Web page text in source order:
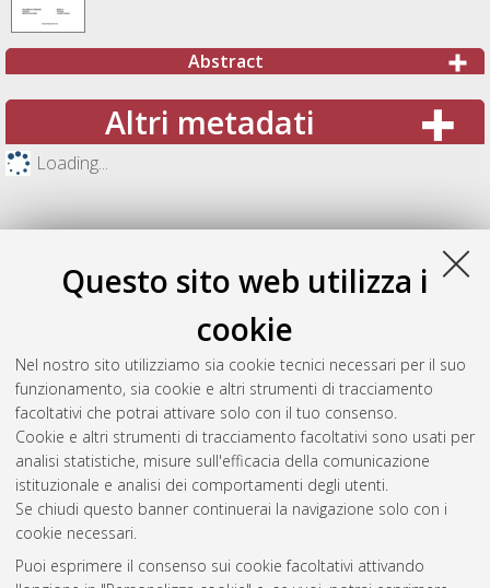
Questo sito web utilizza i
cookie
Nel nostro sito utilizziamo sia cookie tecnici necessari per il suo
funzionamento, sia cookie e altri strumenti di tracciamento
facoltativi che potrai attivare solo con il tuo consenso.
Cookie e altri strumenti di tracciamento facoltativi sono usati per
analisi statistiche, misure sull'efficacia della comunicazione
istituzionale e analisi dei comportamenti degli utenti.
Se chiudi questo banner continuerai la navigazione solo con i
cookie necessari.
Puoi esprimere il consenso sui cookie facoltativi attivando
Abstract
Altri metadati
Loading...
Gestione del documento:
Atom
Rss 1.0